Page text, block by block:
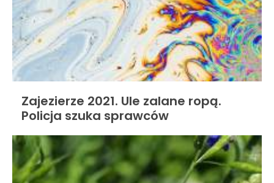
Zajezierze 2021. Ule zalane ropą.
Policja szuka sprawców